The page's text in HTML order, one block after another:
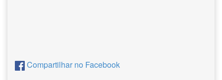
Compartilhar no Facebook